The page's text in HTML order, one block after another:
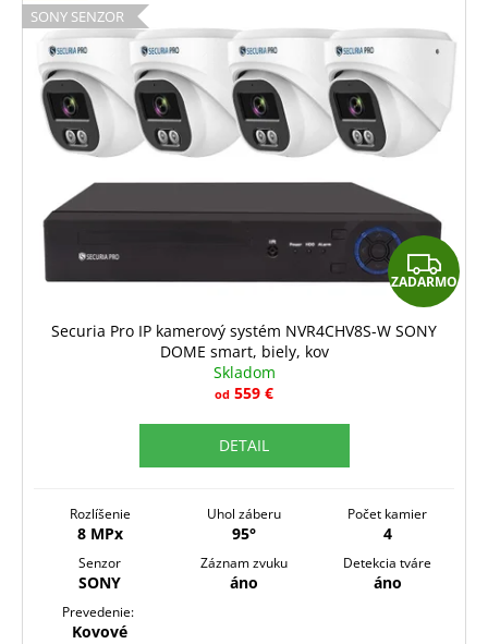
SONY SENZOR
Z
A
ZADARMO
Securia Pro IP kamerový systém NVR4CHV8S-W SONY
DOME smart, biely, kov
Skladom
od 559 €
DETAIL
Rozlíšenie
8 MPx
Uhol záberu
95°
Počet kamier
4
Senzor
SONY
Záznam zvuku
áno
Detekcia tváre
áno
Prevedenie:
Kovové